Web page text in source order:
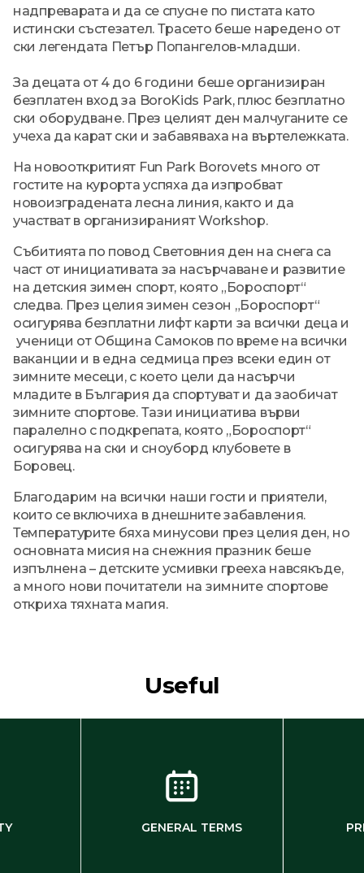
надпреварата и да се спусне по пистата като
истински състезател. Трасето беше наредено от
ски легендата Петър Попангелов-младши.
За децата от 4 до 6 години беше организиран
безплатен вход за BoroKids Park, плюс безплатно
ски оборудване. През целият ден малчуганите се
учеха да карат ски и забавяваха на въртележката.
На новооткритият Fun Park Borovets много от
гостите на курорта успяха да изпробват
новоизградената лесна линия, както и да
участват в организираният Workshop.
Събитията по повод Световния ден на снега са
част от инициативата за насърчаване и развитие
на детския зимен спорт, която „Бороспорт“
следва. През целия зимен сезон „Бороспорт“
осигурява безплатни лифт карти за всички деца и
ученици от Община Самоков по време на всички
ваканции и в една седмица през всеки един от
зимните месеци, с което цели да насърчи
младите в България да спортуват и да заобичат
зимните спортове. Тази инициатива върви
паралелно с подкрепата, която „Бороспорт“
осигурява на ски и сноуборд клубовете в
Боровец.
Благодарим на всички наши гости и приятели,
които се включиха в днешните забавления.
Температурите бяха минусови през целия ден, но
основната мисия на снежния празник беше
изпълнена – детските усмивки грееха навсякъде,
а много нови почитатели на зимните спортове
откриха тяхната магия.
Useful
GENERAL TERMS